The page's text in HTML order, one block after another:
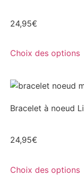
24,95€
Choix des options
Bracelet à noeud
24,95€
Choix des options